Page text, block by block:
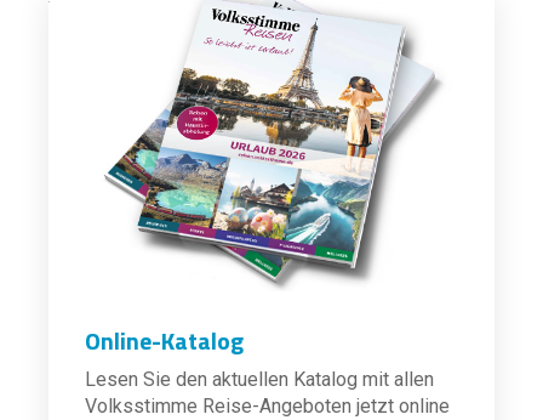
Online-Katalog
Lesen Sie den aktuellen Katalog mit allen
Volksstimme Reise-Angeboten jetzt online